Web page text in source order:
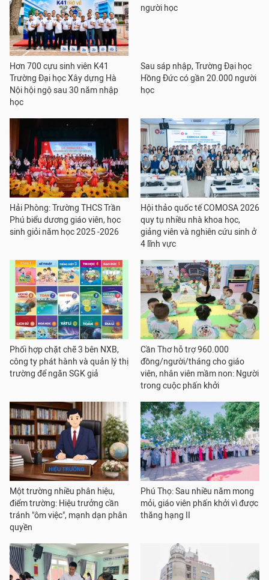
Hơn 700 cựu sinh viên K41
Trường Đại học Xây dựng Hà
Nội hội ngộ sau 30 năm nhập
học
Sau sáp nhập, Trường Đại học
Hồng Đức có gần 20.000 người
học
Hải Phòng: Trường THCS Trần
Phú biểu dương giáo viên, học
sinh giỏi năm học 2025 -2026
Hội thảo quốc tế COMOSA 2026
quy tụ nhiều nhà khoa học,
giảng viên và nghiên cứu sinh ở
4 lĩnh vực
Phối hợp chặt chẽ 3 bên NXB,
công ty phát hành và quản lý thị
trường để ngăn SGK giả
Cần Thơ hỗ trợ 960.000
đồng/người/tháng cho giáo
viên, nhân viên mầm non: Người
trong cuộc phấn khởi
Một trường nhiều phân hiệu,
điểm trường: Hiệu trưởng cần
tránh "ôm việc", mạnh dạn phân
quyền
Phú Thọ: Sau nhiều năm mong
mỏi, giáo viên phấn khởi vì được
thăng hạng II